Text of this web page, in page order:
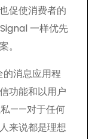
促使消费者的
一样优先
。
的消息应用程
功能和以用户
私——对于任何
来说都是理想